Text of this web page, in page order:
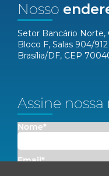
Nosso
Setor Bancário Norte,
Bloco F, Salas 904/
Brasília/DF, CEP
Assine nossa
Nome*
Email*